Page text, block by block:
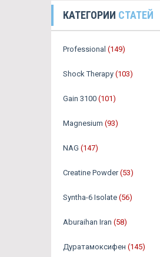
КАТЕГОРИИ СТАТЕЙ
Professional (149)
Shock Therapy (103)
Gain 3100 (101)
Magnesium (93)
NAG (147)
Creatine Powder (53)
Syntha-6 Isolate (56)
Aburaihan Iran (58)
Дуратамоксифен (145)